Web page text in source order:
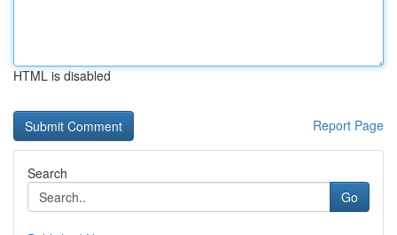
HTML is disabled
Report Page
Search
Go